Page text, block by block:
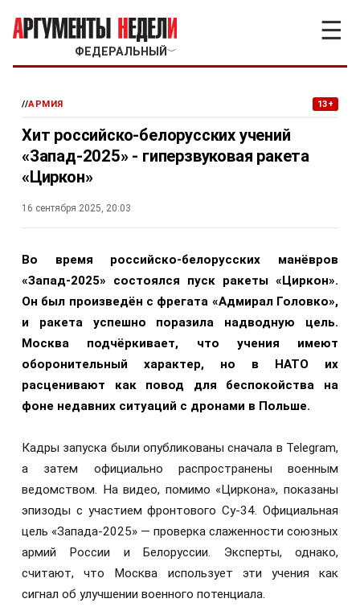
ФЕДЕРАЛЬНЫЙ ﹀
☰
//АРМИЯ 13+
Хит российско-белорусских учений
«Запад-2025» - гиперзвуковая ракета
«Циркон»
16 сентября 2025, 20:03
Во время российско-белорусских манёвров
«Запад-2025» состоялся пуск ракеты «Циркон».
Он был произведён с фрегата «Адмирал Головко»,
и ракета успешно поразила надводную цель.
Москва подчёркивает, что учения имеют
оборонительный характер, но в НАТО их
расценивают как повод для беспокойства на
фоне недавних ситуаций с дронами в Польше.
Кадры запуска были опубликованы сначала в Telegram,
а затем официально распространены военным
ведомством. На видео, помимо «Циркона», показаны
эпизоды с участием фронтового Су-34. Официальная
цель «Запада-2025» — проверка слаженности союзных
армий России и Белоруссии. Эксперты, однако,
считают, что Москва использует эти учения как
сигнал об улучшении военного потенциала.